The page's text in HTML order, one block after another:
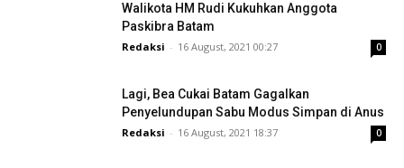
Walikota HM Rudi Kukuhkan Anggota
Paskibra Batam
Redaksi - 16 August, 2021 00:27 0
Lagi, Bea Cukai Batam Gagalkan
Penyelundupan Sabu Modus Simpan di Anus
Redaksi - 16 August, 2021 18:37 0